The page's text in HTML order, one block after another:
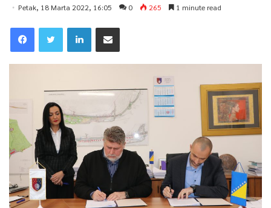
Petak, 18 Marta 2022, 16:05 0 265 1 minute read